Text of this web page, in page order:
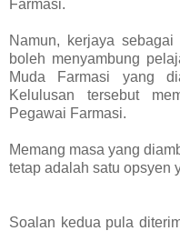
Farmasi.
Namun, kerjaya
boleh menyambung
Muda Farmasi yang
Kelulusan tersebut
Pegawai Farmasi.
Memang masa yang
tetap adalah satu opsyen
Soalan kedua pula